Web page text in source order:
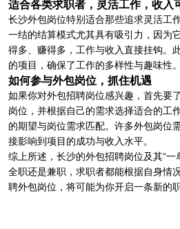
适合各类求职者，灵活工作，收入
长沙外包岗位特别适合那些追求灵活工
一结的结算模式尤其具有吸引力，因为
得多、赚得多，工作与收入直接挂钩。
的项目，确保了工作的多样性与趣味性。
如何参与外包岗位，抓住机遇
如果你对外包招聘岗位感兴趣，首先要
岗位，并根据自己的需求选择适合的工
的期望与岗位需求匹配。许多外包岗位
接影响到项目的成功与收入水平。
综上所述，长沙的外包招聘岗位及其“
全职还是兼职，求职者都能根据自身情
聘外包岗位，将可能为你开启一条新的